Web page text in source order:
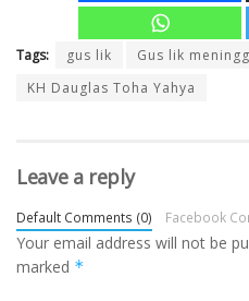
Tags: gus lik Gus lik
KH Dauglas Toha Yahya
Leave a reply
Default Comments (0) Facebook
Your email address will not be
marked *